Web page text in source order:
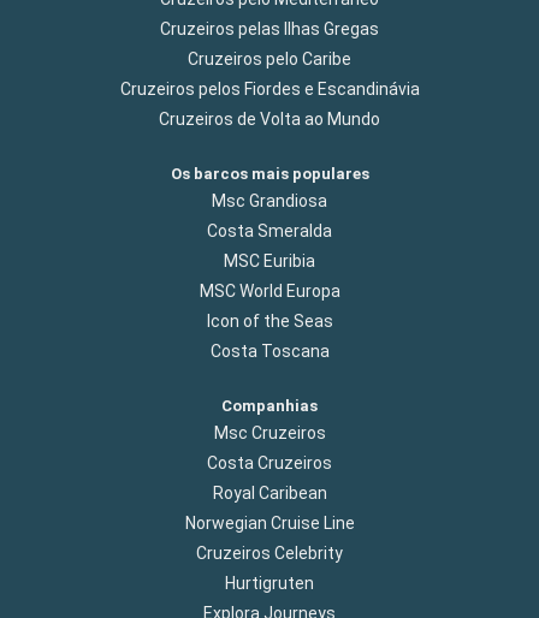
Cruzeiros pelas Ilhas Gregas
Cruzeiros pelo Caribe
Cruzeiros pelos Fiordes e Escandinávia
Cruzeiros de Volta ao Mundo
Os barcos mais populares
Msc Grandiosa
Costa Smeralda
MSC Euribia
MSC World Europa
Icon of the Seas
Costa Toscana
Companhias
Msc Cruzeiros
Costa Cruzeiros
Royal Caribean
Norwegian Cruise Line
Cruzeiros Celebrity
Hurtigruten
Explora Journeys